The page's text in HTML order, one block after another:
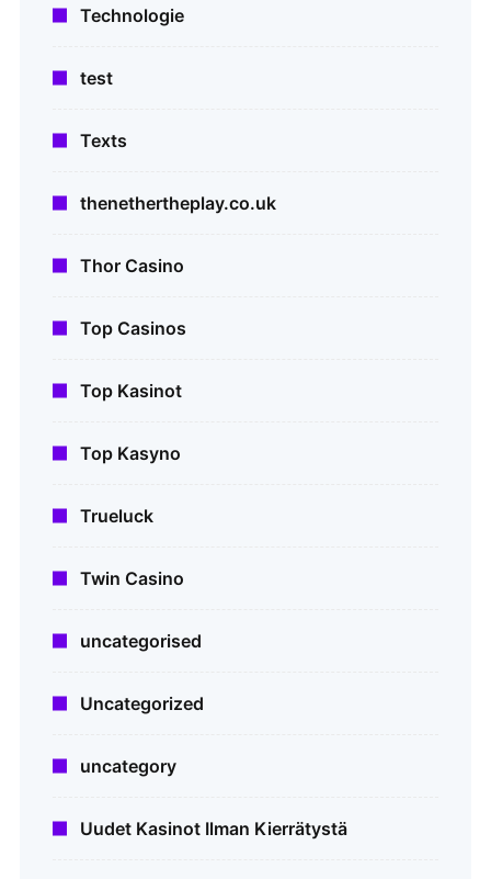
Technologie
test
Texts
thenethertheplay.co.uk
Thor Casino
Top Casinos
Top Kasinot
Top Kasyno
Trueluck
Twin Casino
uncategorised
Uncategorized
uncategory
Uudet Kasinot Ilman Kierrätystä